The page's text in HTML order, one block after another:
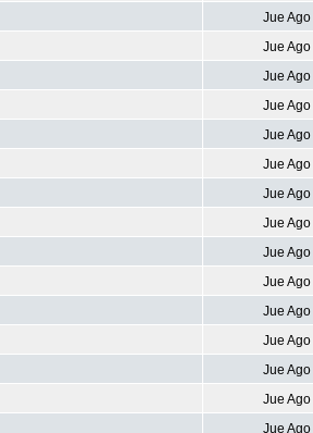
Jue
Jue
Jue
Jue
Jue
Jue
Jue
Jue
Jue
Jue
Jue
Jue
Jue
Jue
Jue